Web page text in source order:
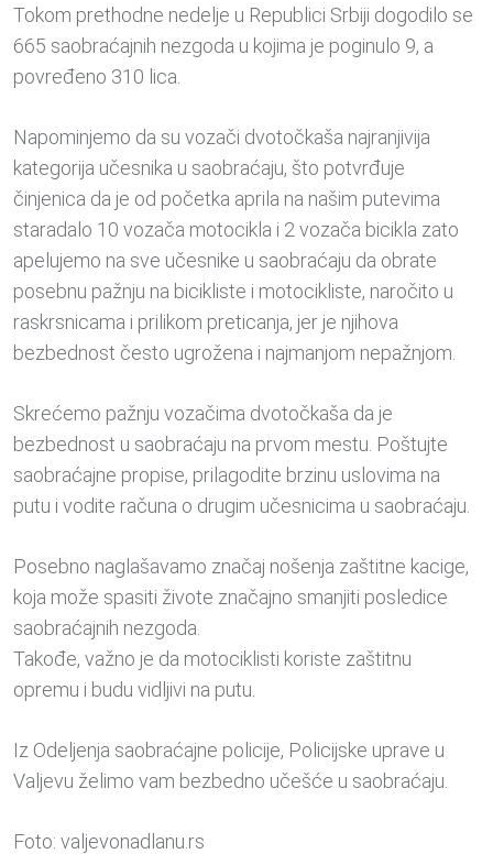
Tokom prethodne nedelje u Republici Srbiji dogodilo se
665 saobraćajnih nezgoda u kojima je poginulo 9, a
povređeno 310 lica.
Napominjemo da su vozači dvotočkaša najranjivija
kategorija učesnika u saobraćaju, što potvrđuje
činjenica da je od početka aprila na našim putevima
staradalo 10 vozača motocikla i 2 vozača bicikla zato
apelujemo na sve učesnike u saobraćaju da obrate
posebnu pažnju na bicikliste i motocikliste, naročito u
raskrsnicama i prilikom preticanja, jer je njihova
bezbednost često ugrožena i najmanjom nepažnjom.
Skrećemo pažnju vozačima dvotočkaša da je
bezbednost u saobraćaju na prvom mestu. Poštujte
saobraćajne propise, prilagodite brzinu uslovima na
putu i vodite računa o drugim učesnicima u saobraćaju.
Posebno naglašavamo značaj nošenja zaštitne kacige,
koja može spasiti živote značajno smanjiti posledice
saobraćajnih nezgoda.
Takođe, važno je da motociklisti koriste zaštitnu
opremu i budu vidljivi na putu.
Iz Odeljenja saobraćajne policije, Policijske uprave u
Valjevu želimo vam bezbedno učešće u saobraćaju.
Foto: valjevonadlanu.rs